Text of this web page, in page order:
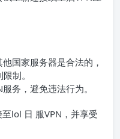
国家服务器是合法的，
制。
务，避免违法行为。
lol 日 服VPN，并享受